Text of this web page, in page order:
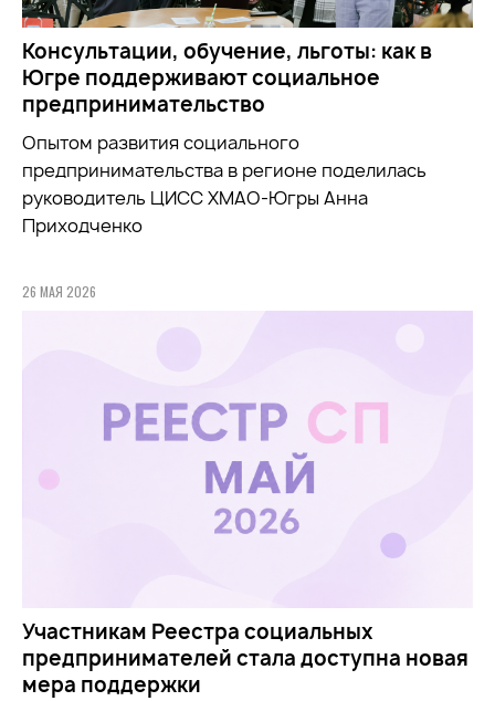
Консультации, обучение, льготы: как в
Югре поддерживают социальное
предпринимательство
Опытом развития социального
предпринимательства в регионе поделилась
руководитель ЦИСС ХМАО-Югры Анна
Приходченко
26 МАЯ 2026
Участникам Реестра социальных
предпринимателей стала доступна новая
мера поддержки